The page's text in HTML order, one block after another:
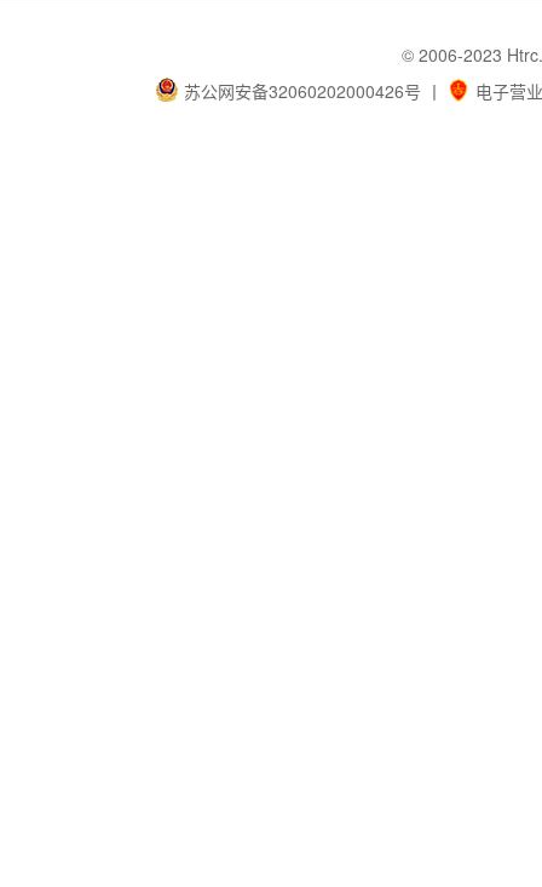
© 2006-2023
苏公网安备32060202000426号 丨 电子营